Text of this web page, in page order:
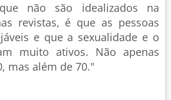
não são idealizados na
revistas, é que as pessoas
e que a sexualidade e o
muito ativos. Não apenas
mas além de 70."